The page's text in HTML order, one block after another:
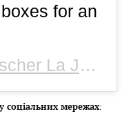
for an
La Jolla
соціальних мережах: